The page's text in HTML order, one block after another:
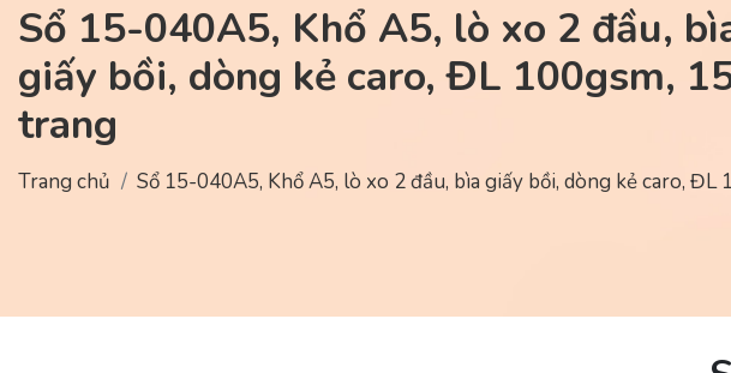
Sổ 15-040A5, Khổ A5, lò xo 2 đầu,
giấy bồi, dòng kẻ caro, ĐL 100gsm,
trang
Trang chủ Sổ 15-040A5, Khổ A5, lò xo 2 đầu, bìa giấy bồi, dòng kẻ caro, ĐL